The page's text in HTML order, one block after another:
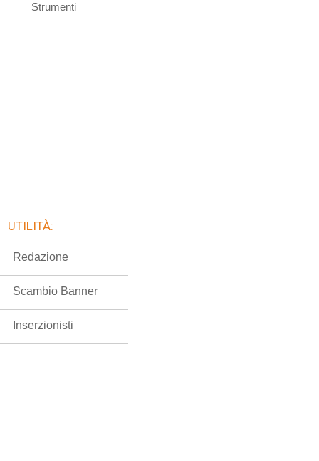
Strumenti
UTILITÀ:
Redazione
Scambio Banner
Inserzionisti